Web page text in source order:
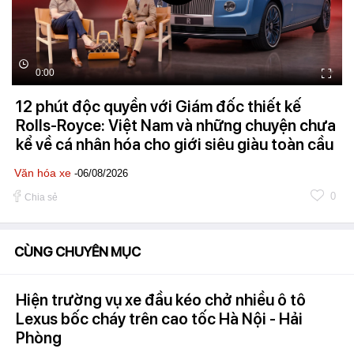
0:00
12 phút độc quyền với Giám đốc thiết kế
Rolls-Royce: Việt Nam và những chuyện chưa
kể về cá nhân hóa cho giới siêu giàu toàn cầu
Văn hóa xe -06/08/2026
Chia sẻ 0
CÙNG CHUYÊN MỤC
Hiện trường vụ xe đầu kéo chở nhiều ô tô
Lexus bốc cháy trên cao tốc Hà Nội - Hải
Phòng